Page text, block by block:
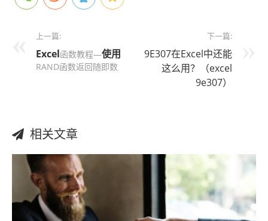
上一篇:
Excel函数教程—使用
RAND函数返回随即数
下一篇:
9E307在Excel中还能
这么用？（excel
9e307）
相关文章